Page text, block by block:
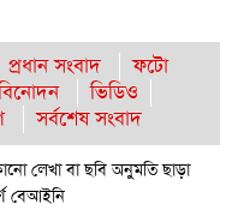
প্রধান সংবাদ
ফটো
ভিডিও
সর্বশেষ সংবাদ
লেখা বা ছবি অনুমতি ছাড়া
বেআইনি